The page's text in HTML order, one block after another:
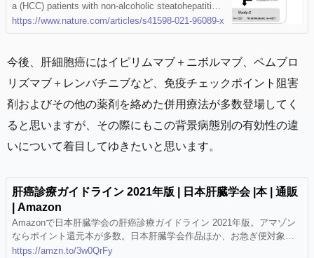
er retrospective study - Scientific Repor
ts
a (HCC) patients with non-alcoholic steatohepatitis
(NASH) are not responsive to immune-checkpoint in
hibitor (ICI) treatment. The present study aimed to e
nts with non-alcoholic fatty liver disease (NAFLD)/N
ed thirty u-HCC patients with Child–Pugh A were enr
olled, and divided into the NAFLD/NASH (n = 103) a
nd Viral/Alcohol (n = 427) groups. Clinical features w
ere compared in a retrospective manner. Progressio
n-free survival (PFS) was better in the NAFLD/NAS
H than the Viral/Alcohol group (median 9.3 vs. 7.5 m
erence in overall survival (OS) (20.5 vs. 16.9 month
s, P = 0.057). In Cox-hazard analysis of prognostic f
actors for PFS, elevated ALT (≥ 30 U/L) (HR 1.247,
P = 0.029), modified ALBI grade 2b (HR 1.236, P =
0.047), elevated AFP (≥ 400 ng/mL) (HR 1.294, P =
0.014), and NAFLD/NASH etiology (HR 0.763, P = 0.
https://www.nature.com/articles/s41598-021-96089-x
今後、肝細胞癌にはイピリムマブ＋ニボルマブ、ペムブロ
リズマブ＋レンバチニブなど、免疫チェックポイント阻害
剤およびその他の薬剤を絡めた併用療法が多数登場してく
ると思いますが、その際にもこの背景病態別の有効性の違
いについて着目してゆきたいと思います。
肝癌診療ガイドライン 2021年版 | 日本肝臓学会 |本 | 通販
| Amazon
Amazonで日本肝臓学会の肝癌診療ガイドライン 2021年版。アマゾン
ならポイント還元本が多数。日本肝臓学会作品ほか、お急ぎ便対象商
品は当日お届けも可能。また肝癌診療ガイドライン 2021年版もアマゾ
https://amzn.to/3w0QrFy